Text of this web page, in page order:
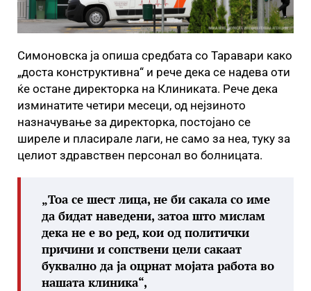
Симоновска ја опиша средбата со Таравари како
„доста конструктивна“ и рече дека се надева оти
ќе остане директорка на Клиниката. Рече дека
изминатите четири месеци, од нејзиното
назначување за директорка, постојано се
ширеле и пласирале лаги, не само за неа, туку за
целиот здравствен персонал во болницата.
„Тоа се шест лица, не би сакала со име
да бидат наведени, затоа што мислам
дека не е во ред, кои од политички
причини и сопствени цели сакаат
буквално да ја оцрнат мојата работа во
нашата клиника“,